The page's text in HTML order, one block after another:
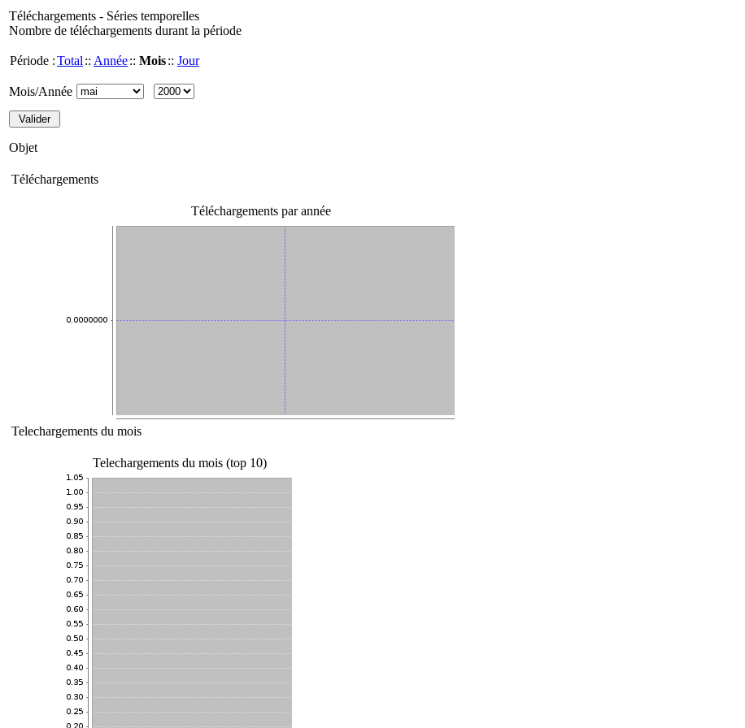
Téléchargements - Séries temporelles
Nombre de téléchargements durant la période
Période :Total :: Année:: Mois:: Jour
Mois/Année
Objet
Téléchargements
Téléchargements par année
Telechargements du mois
Telechargements du mois (top 10)